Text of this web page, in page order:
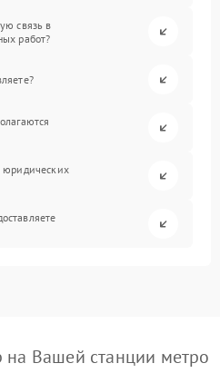
связь в
работ?
юридических
Вашей станции метро